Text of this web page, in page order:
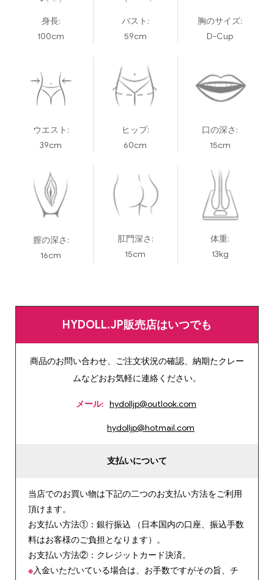
身長:
100cm
バスト:
59cm
胸のサイズ:
D-Cup
ウエスト:
39cm
ヒップ:
60cm
口の深さ:
15cm
膣の深さ:
16cm
肛門深さ:
15cm
体重:
13kg
HYDOLL.JP販売店はいつでも
商品のお問い合わせ、ご注文状況の確認、納期たクレー
ムなどおお気軽に連絡ください。
メール: hydolljp@outlook.com
hydolljp@hotmail.com
支払いについて
当店でのお買い物は下記の二つのお支払い方法をご利用
頂けます。
お支払い方法①：銀行振込 （日本国内の口座、振込手数
料はお客様のご負担となります）。
お支払い方法②：クレジットカード決済。
※入金いただいている場合は、お手数ですがその旨、チ